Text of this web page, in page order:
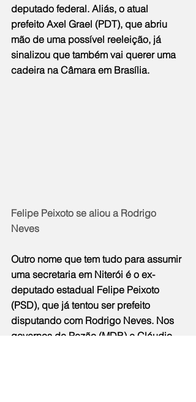
deputado federal. Aliás, o atual
prefeito Axel Grael (PDT), que abriu
mão de uma possível reeleição, já
sinalizou que também vai querer uma
cadeira na Câmara em Brasília.
Felipe Peixoto se aliou a Rodrigo
Neves
Outro nome que tem tudo para assumir
uma secretaria em Niterói é o ex-
deputado estadual Felipe Peixoto
(PSD), que já tentou ser prefeito
disputando com Rodrigo Neves. Nos
governos de Pezão (MDB) e Cláudio